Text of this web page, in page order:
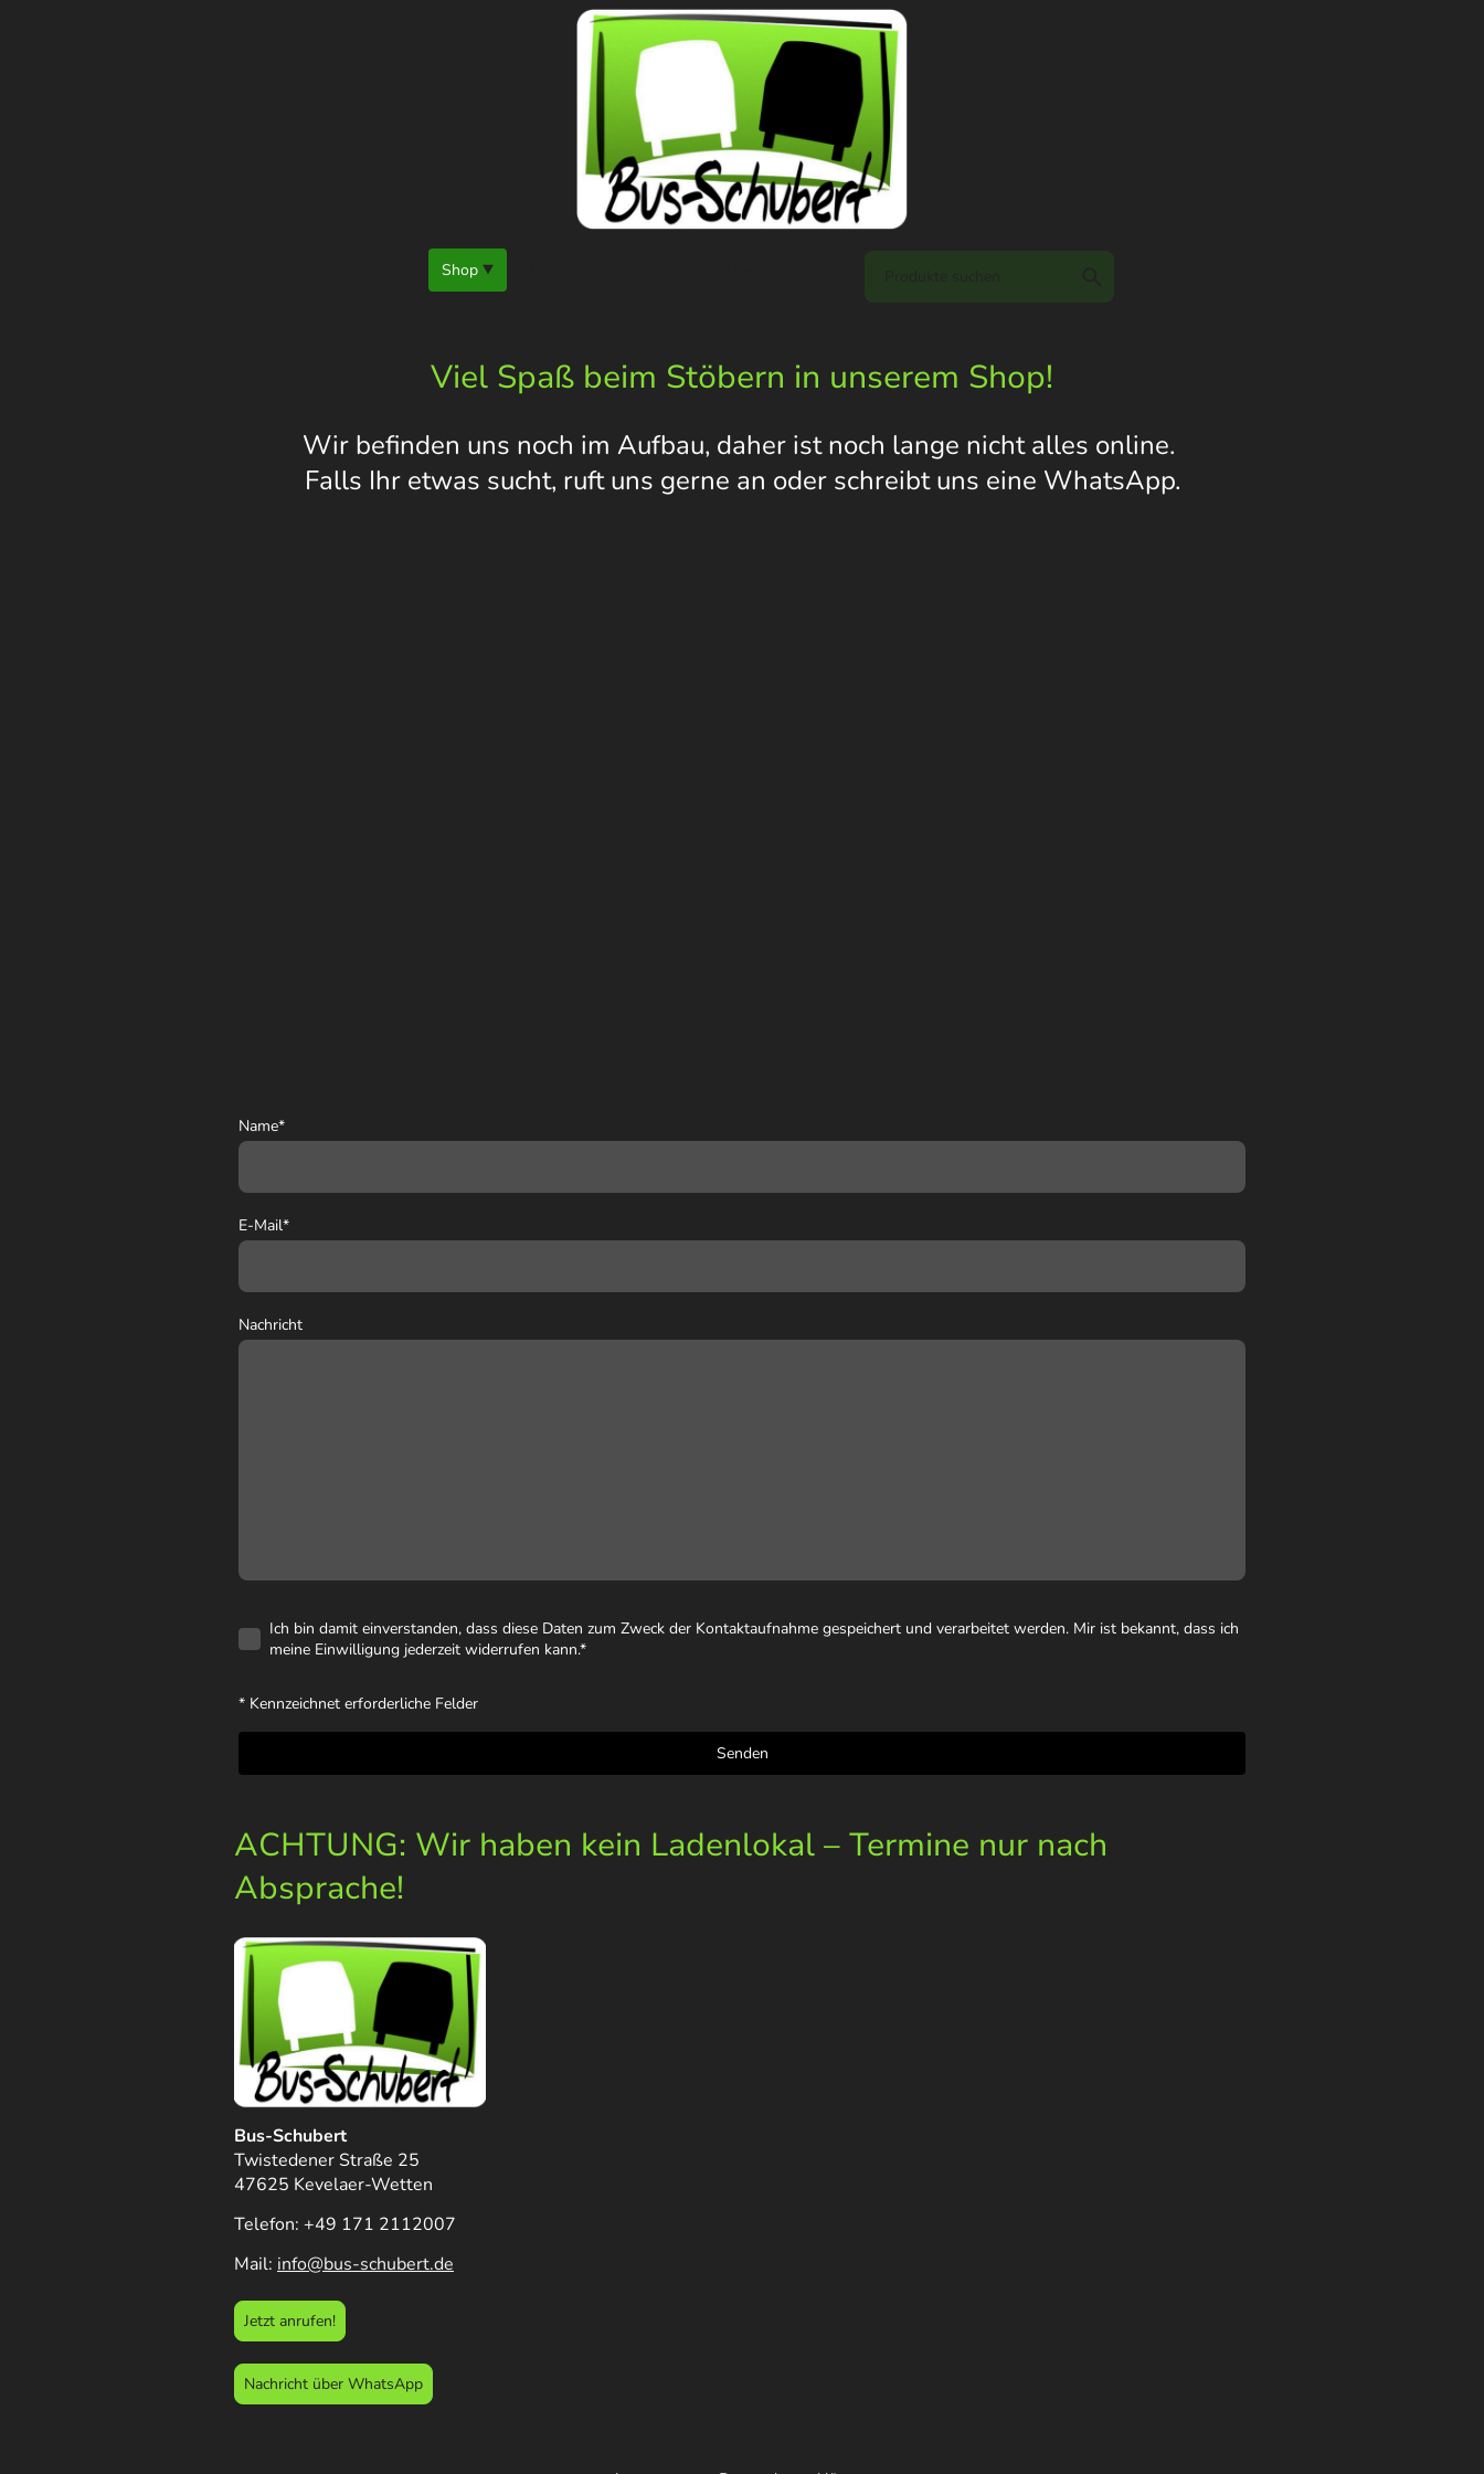
Shop
Viel Spaß beim Stöbern in unserem Shop!
Wir befinden uns noch im Aufbau, daher ist noch lange nicht alles online.
Falls Ihr etwas sucht, ruft uns gerne an oder schreibt uns eine WhatsApp.
Name*
E-Mail*
Nachricht
Ich bin damit einverstanden, dass diese Daten zum Zweck der Kontaktaufnahme gespeichert und verarbeitet werden. Mir ist bekannt, dass ich
meine Einwilligung jederzeit widerrufen kann.*
* Kennzeichnet erforderliche Felder
Senden
ACHTUNG: Wir haben kein Ladenlokal – Termine nur nach
Absprache!
Bus-Schubert
Twistedener Straße 25
47625 Kevelaer-Wetten
Telefon: +49 171 2112007
Mail: info@bus-schubert.de
Jetzt anrufen!
Nachricht über WhatsApp